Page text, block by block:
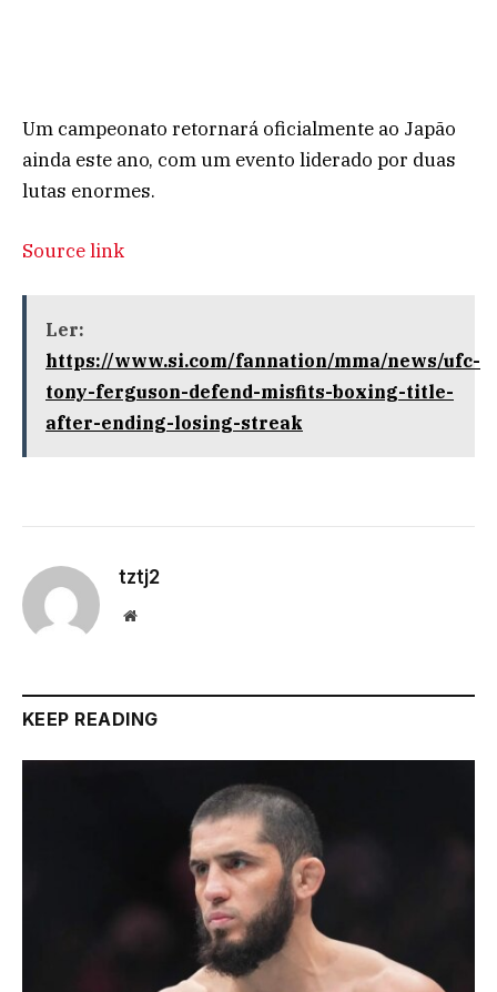
Um campeonato retornará oficialmente ao Japão
ainda este ano, com um evento liderado por duas
lutas enormes.
Source link
Ler:
https://www.si.com/fannation/mma/news/ufc-
tony-ferguson-defend-misfits-boxing-title-
after-ending-losing-streak
tztj2
Website
KEEP READING